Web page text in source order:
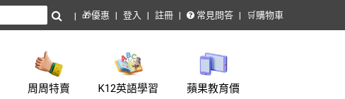
🎁優惠 登入 註冊 常見問答 🛒購物車
周周特賣 K12英語學習 蘋果教育價